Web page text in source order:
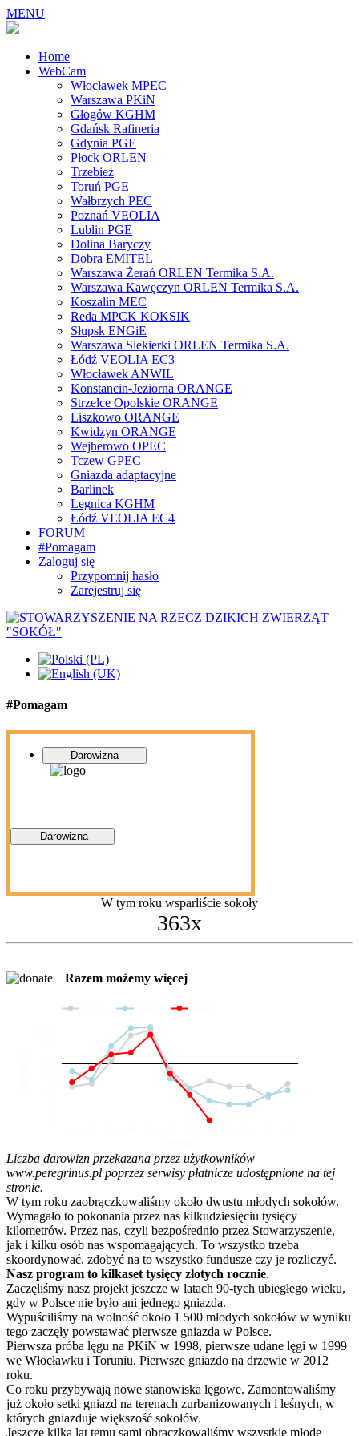
MENU
Home
WebCam
Włocławek MPEC
Warszawa PKiN
Głogów KGHM
Gdańsk Rafineria
Gdynia PGE
Płock ORLEN
Trzebież
Toruń PGE
Wałbrzych PEC
Poznań VEOLIA
Lublin PGE
Dolina Baryczy
Dobra EMITEL
Warszawa Żerań ORLEN Termika S.A.
Warszawa Kawęczyn ORLEN Termika S.A.
Koszalin MEC
Reda MPCK KOKSIK
Słupsk ENGiE
Warszawa Siekierki ORLEN Termika S.A.
Łódź VEOLIA EC3
Włocławek ANWIL
Konstancin-Jeziorna ORANGE
Strzelce Opolskie ORANGE
Liszkowo ORANGE
Kwidzyn ORANGE
Wejherowo OPEC
Tczew GPEC
Gniazda adaptacyjne
Barlinek
Legnica KGHM
Łódź VEOLIA EC4
FORUM
#Pomagam
Zaloguj się
Przypomnij hasło
Zarejestruj się
#Pomagam
Darowizna
Darowizna
W tym roku wsparliście sokoły
363x
Razem możemy więcej
Liczba darowizn przekazana przez użytkowników
www.peregrinus.pl poprzez serwisy płatnicze udostępnione na tej
stronie.
W tym roku zaobrączkowaliśmy około dwustu młodych sokołów.
Wymagało to pokonania przez nas kilkudziesięciu tysięcy
kilometrów. Przez nas, czyli bezpośrednio przez Stowarzyszenie,
jak i kilku osób nas wspomagających. To wszystko trzeba
skoordynować, zdobyć na to wszystko fundusze czy je rozliczyć.
Nasz program to kilkaset tysięcy złotych rocznie.
Zaczęliśmy nasz projekt jeszcze w latach 90-tych ubiegłego wieku,
gdy w Polsce nie było ani jednego gniazda.
Wypuściliśmy na wolność około 1 500 młodych sokołów w wyniku
tego zaczęły powstawać pierwsze gniazda w Polsce.
Pierwsza próba lęgu na PKiN w 1998, pierwsze udane lęgi w 1999
we Włocławku i Toruniu. Pierwsze gniazdo na drzewie w 2012
roku.
Co roku przybywają nowe stanowiska lęgowe. Zamontowaliśmy
już około setki gniazd na terenach zurbanizowanych i leśnych, w
których gniazduje większość sokołów.
Jeszcze kilka lat temu sami obrączkowaliśmy wszystkie młode